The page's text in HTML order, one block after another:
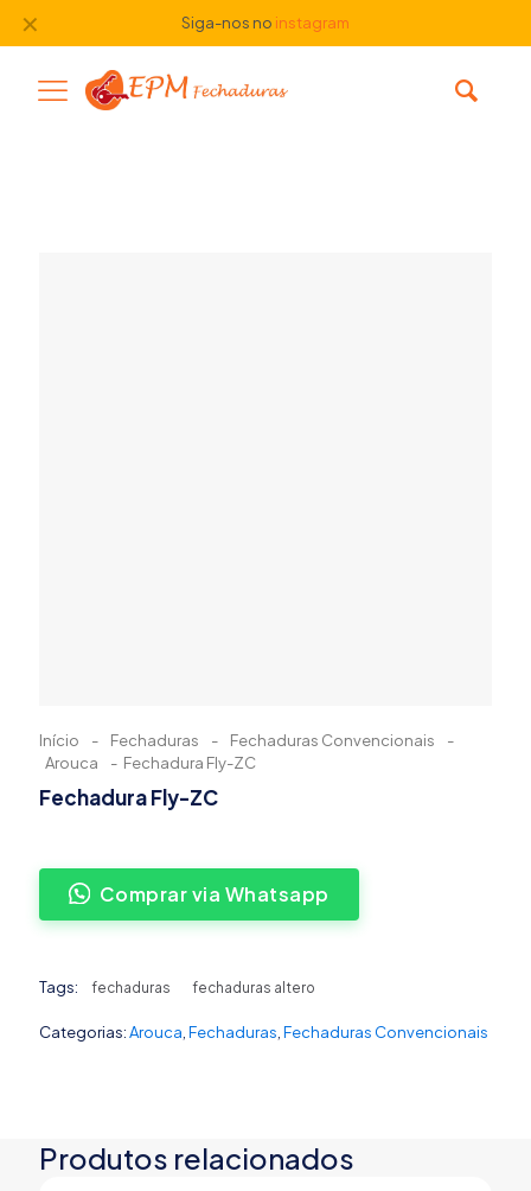
Siga-nos no instagram
✕
Início - Fechaduras - Fechaduras Convencionais
-
Arouca
- Fechadura Fly-ZC
Fechadura Fly-ZC
Comprar via Whatsapp
Tags: fechaduras fechaduras altero
Categorias:Arouca Fechaduras Fechaduras Convencionais
Produtos relacionados